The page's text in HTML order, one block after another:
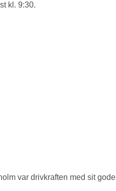
kl. 9:30.
var drivkraften med sit gode